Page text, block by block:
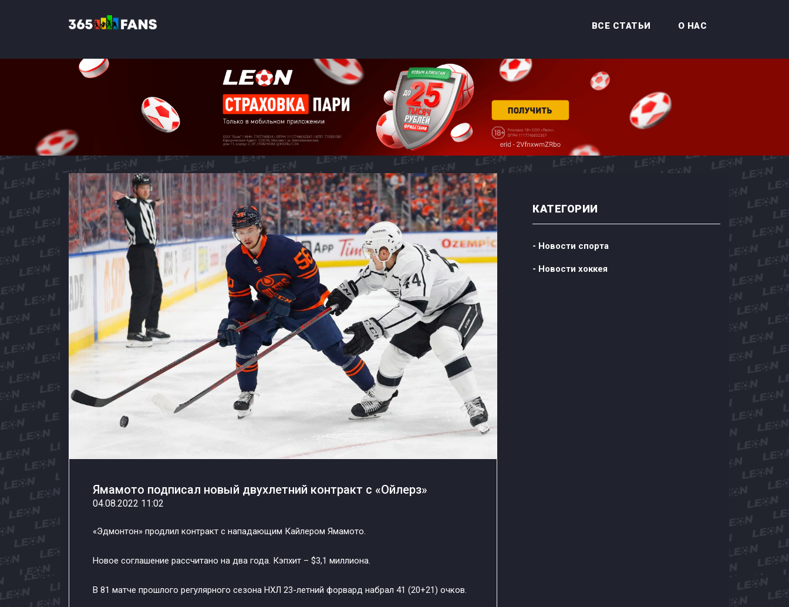
ВСЕ СТАТЬИ О НАС
Ямамото подписал новый двухлетний контракт с «Ойлерз»
04.08.2022 11:02
«Эдмонтон» продлил контракт с нападающим Кайлером Ямамото.
Новое соглашение рассчитано на два года. Кэпхит – $3,1 миллиона.
В 81 матче прошлого регулярного сезона НХЛ 23-летний форвард набрал 41 (20+21) очков.
КАТЕГОРИИ
- Новости спорта
- Новости хоккея